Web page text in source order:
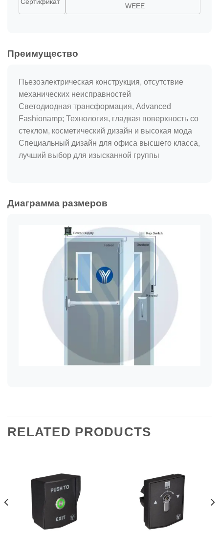
Сертификат
WEEE
Преимущество
Пьезоэлектрическая конструкция, отсутствие
механических неисправностей
Светодиодная трансформация, Advanced
Fashionamp; Технология, гладкая поверхность со
стеклом, косметический дизайн и высокая мода
Специальный дизайн для офиса высшего класса,
лучший выбор для изысканной группы
Диаграмма размеров
RELATED PRODUCTS